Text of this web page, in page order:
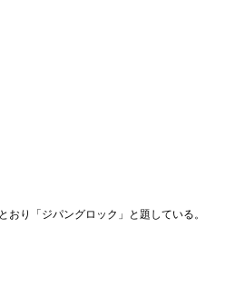
おり「ジパングロック」と題している。